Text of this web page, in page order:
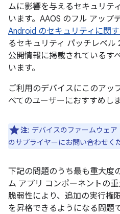
ムに影響を与えるセキュリテ
います。AAOS のフル アップ
Android のセキュリティに関
るセキュリティ パッチレベ
公開情報に掲載されているす
います。
ご利用のデバイスにこのアッ
べてのユーザーにおすすめしま
注: デバイスのファームウェ
のサプライヤーにお問い合わせく
下記の問題のうち最も重大度
ム アプリ コンポーネントの
脆弱性により、追加の実行権
を昇格できるようになる問題で